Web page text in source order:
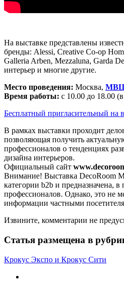
На выставке представлены
бренды: Alessi, Creative Co-op
Galleria Arben, Mezzaluna, Garda
интерьер и многие другие.
Место проведения: Москва, МВЦ
Время работы: с 10.00 до 18.00
Бесплатный пригласительный на
В рамках выставки проходит
позволяющая получить
профессионалов о тенденциях
дизайна интерьеров.
Официальный сайт
Внимание! Выставка DecoRoom
категории b2b и предназначена, в
профессионалов. Однако, это не
информации частными
Извините, комментарии не
Статья размещена в
Крокус Экспо и Крокус Сити